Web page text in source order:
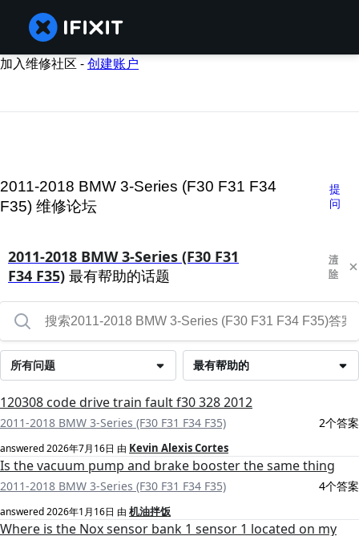
加入维修社区 -创建账户
2011-2018 BMW 3-Series (F30 F31 F34
F35) 维修论坛
提
问
2011-2018 BMW 3-Series (F30 F31
F34 F35) 最有帮助的话题
清
除
最有帮助的
所有问题
120308 code drive train fault f30 328 2012
2011-2018 BMW 3-Series (F30 F31 F34 F35) 2个答案
answered2026年7月16日 由 Kevin Alexis Cortes
Is the vacuum pump and brake booster the same thing
2011-2018 BMW 3-Series (F30 F31 F34 F35) 4个答案
answered2026年1月16日 由 机油拌饭
Where is the Nox sensor bank 1 sensor 1 located on my